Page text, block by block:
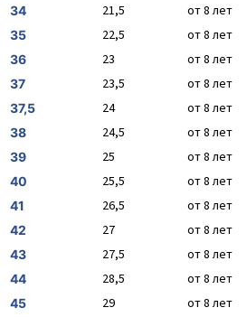
34 21,5 от 8 лет
35 22,5 от 8 лет
36 23 от 8 лет
37 23,5 от 8 лет
37,5 24 от 8 лет
38 24,5 от 8 лет
39 25 от 8 лет
40 25,5 от 8 лет
41 26,5 от 8 лет
42 27 от 8 лет
43 27,5 от 8 лет
44 28,5 от 8 лет
45 29 от 8 лет